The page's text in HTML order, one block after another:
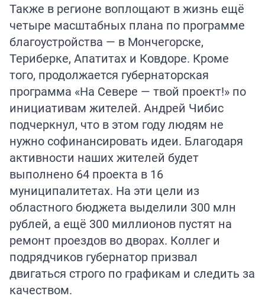
Также в регионе воплощают в жизнь ещё
четыре масштабных плана по программе
благоустройства — в Мончегорске,
Териберке, Апатитах и Ковдоре. Кроме
того, продолжается губернаторская
программа «На Севере — твой проект!» по
инициативам жителей. Андрей Чибис
подчеркнул, что в этом году людям не
нужно софинансировать идеи. Благодаря
активности наших жителей будет
выполнено 64 проекта в 16
муниципалитетах. На эти цели из
областного бюджета выделили 300 млн
рублей, а ещё 300 миллионов пустят на
ремонт проездов во дворах. Коллег и
подрядчиков губернатор призвал
двигаться строго по графикам и следить за
качеством.